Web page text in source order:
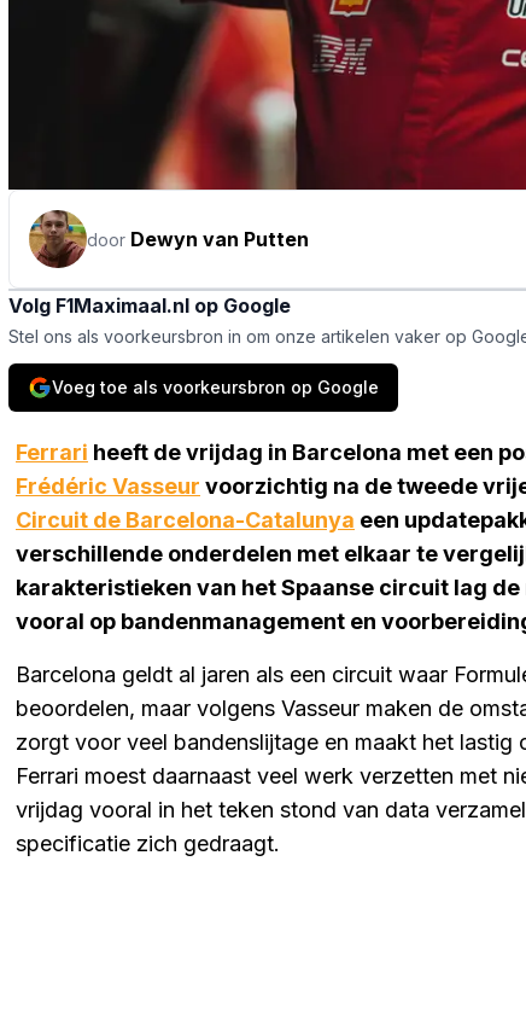
door Dewyn van Putten
Volg F1Maximaal.nl op Google
Stel ons als voorkeursbron in om onze artikelen vaker op
Voeg toe als voorkeursbron op Google
Ferrari heeft de vrijdag in Barcelona met een
Frédéric Vasseur voorzichtig na de tweede
Circuit de Barcelona-Catalunya een
verschillende onderdelen met elkaar te
karakteristieken van het Spaanse circuit lag
vooral op bandenmanagement en
Barcelona geldt al jaren als een circuit waar
beoordelen, maar volgens Vasseur maken de
zorgt voor veel bandenslijtage en maakt het lastig
Ferrari moest daarnaast veel werk verzetten met
vrijdag vooral in het teken stond van data
specificatie zich gedraagt.